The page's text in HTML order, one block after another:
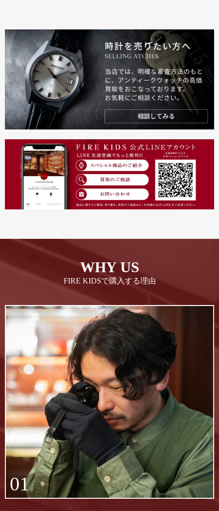
WHY US
FIRE KIDSで購入する理由
01